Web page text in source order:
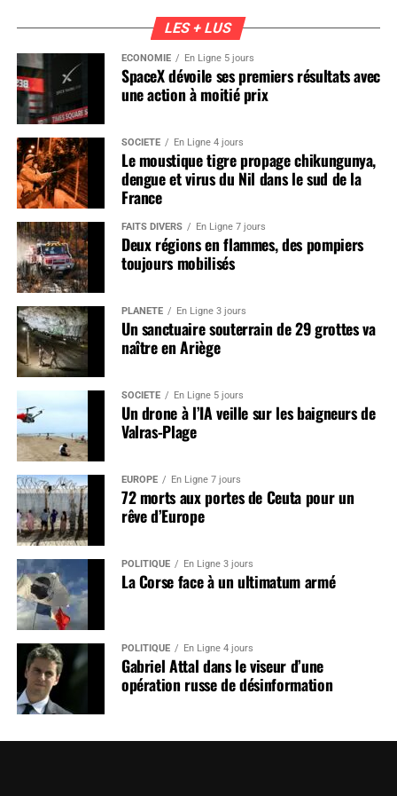
LES + LUS
ÉCONOMIE En Ligne 5 jours
SpaceX dévoile ses premiers résultats avec
une action à moitié prix
SOCIÉTÉ En Ligne 4 jours
Le moustique tigre propage chikungunya,
dengue et virus du Nil dans le sud de la
France
FAITS DIVERS En Ligne 7 jours
Deux régions en flammes, des pompiers
toujours mobilisés
PLANÈTE En Ligne 3 jours
Un sanctuaire souterrain de 29 grottes va
naître en Ariège
SOCIÉTÉ En Ligne 5 jours
Un drone à l’IA veille sur les baigneurs de
Valras-Plage
EUROPE En Ligne 7 jours
72 morts aux portes de Ceuta pour un
rêve d’Europe
POLITIQUE En Ligne 3 jours
La Corse face à un ultimatum armé
POLITIQUE En Ligne 4 jours
Gabriel Attal dans le viseur d’une
opération russe de désinformation